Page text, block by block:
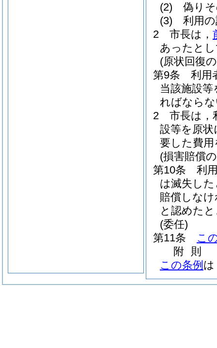
(2)
偽り
(3)
利用
2
市長は，
あったと
(原状回復
第9条
利用
当該施設
ればなら
2
市長は，
設等を原
要した費
(損害賠償
第10条
利
は滅失し
賠償しな
と認めた
(委任)
第11条
こ
附 則
この条例 は